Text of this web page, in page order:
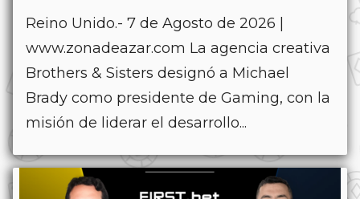
Reino Unido.- 7 de Agosto de 2026 |
www.zonadeazar.com La agencia creativa
Brothers & Sisters designó a Michael
Brady como presidente de Gaming, con la
misión de liderar el desarrollo...